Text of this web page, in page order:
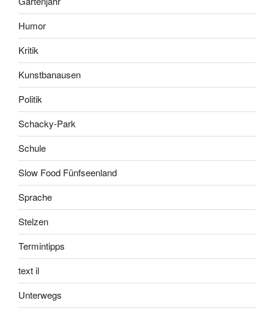
Humor
Kritik
Kunstbanausen
Politik
Schacky-Park
Schule
Slow Food Fünfseenland
Sprache
Stelzen
Termintipps
text il
Unterwegs